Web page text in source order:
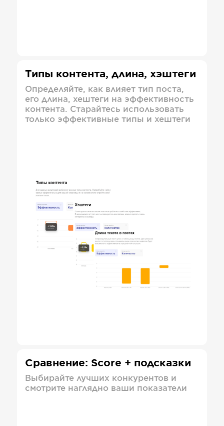
Типы контента, длина, хэштеги
Определяйте, как влияет тип поста,
его длина, хештеги на эффективность
контента. Старайтесь использовать
только эффективные типы и хештеги
Сравнение: Score + подсказки
Выбирайте лучших конкурентов и
смотрите наглядно ваши показатели